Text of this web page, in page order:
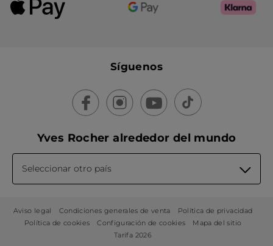
Síguenos
Yves Rocher alrededor del mundo
Seleccionar otro país
Aviso legal Condiciones generales de venta
Política de privacidad
Política de cookies
Configuración de cookies
Mapa del sitio
Tarifa 2026